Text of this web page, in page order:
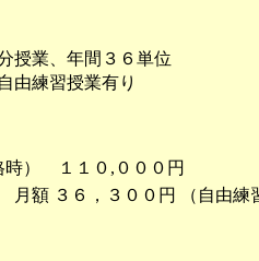
授業、年間３６単位
由練習授業有り
） １１０,０００円
月額 ３６，３００円 （自由練